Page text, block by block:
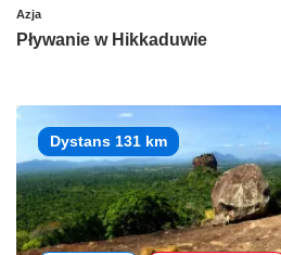
Azja
Pływanie w Hikkaduwie
Dystans 131 km